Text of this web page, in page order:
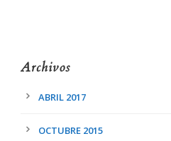
Archivos
ABRIL 2017
OCTUBRE 2015